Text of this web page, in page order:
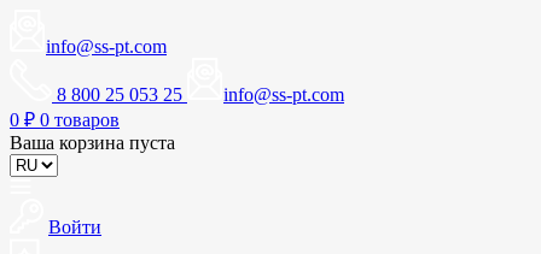
info@ss-pt.com
8 800 25 053 25
info@ss-pt.com
0 ₽ 0 товаров
Ваша корзина пуста
Войти